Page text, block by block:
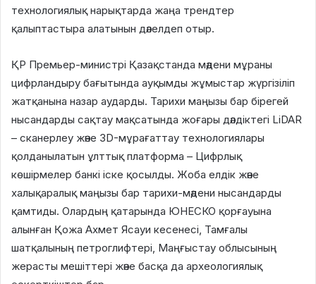
технологиялық нарықтарда жаңа трендтер
қалыптастыра алатынын дәлелдеп отыр.
ҚР Премьер-министрі Қазақстанда мәдени мұраны
цифрландыру бағытында ауқымды жұмыстар жүргізіліп
жатқанына назар аударды. Тарихи маңызы бар бірегей
нысандарды сақтау мақсатында жоғары дәлдіктегі LiDAR
– сканерлеу және 3D-мұрағаттау технологиялары
қолданылатын ұлттық платформа – Цифрлық
көшірмелер банкі іске қосылды. Жоба елдік және
халықаралық маңызы бар тарихи-мәдени нысандарды
қамтиды. Олардың қатарында ЮНЕСКО қорғауына
алынған Қожа Ахмет Ясауи кесенесі, Тамғалы
шатқалының петроглифтері, Маңғыстау облысының
жерасты мешіттері және басқа да археологиялық